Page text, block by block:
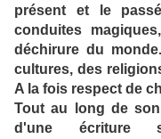
présent et le
conduites
déchirure du
cultures, des
A la fois respect de
Tout au long de
d'une écriture